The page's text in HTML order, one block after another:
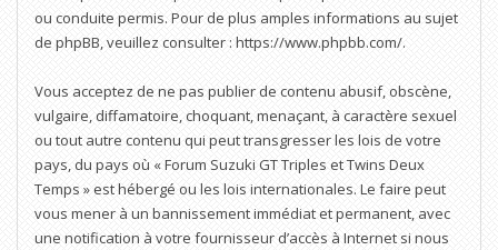
ou conduite permis. Pour de plus amples informations au sujet
de phpBB, veuillez consulter : https://www.phpbb.com/.
Vous acceptez de ne pas publier de contenu abusif, obscène,
vulgaire, diffamatoire, choquant, menaçant, à caractère sexuel
ou tout autre contenu qui peut transgresser les lois de votre
pays, du pays où « Forum Suzuki GT Triples et Twins Deux
Temps » est hébergé ou les lois internationales. Le faire peut
vous mener à un bannissement immédiat et permanent, avec
une notification à votre fournisseur d’accès à Internet si nous